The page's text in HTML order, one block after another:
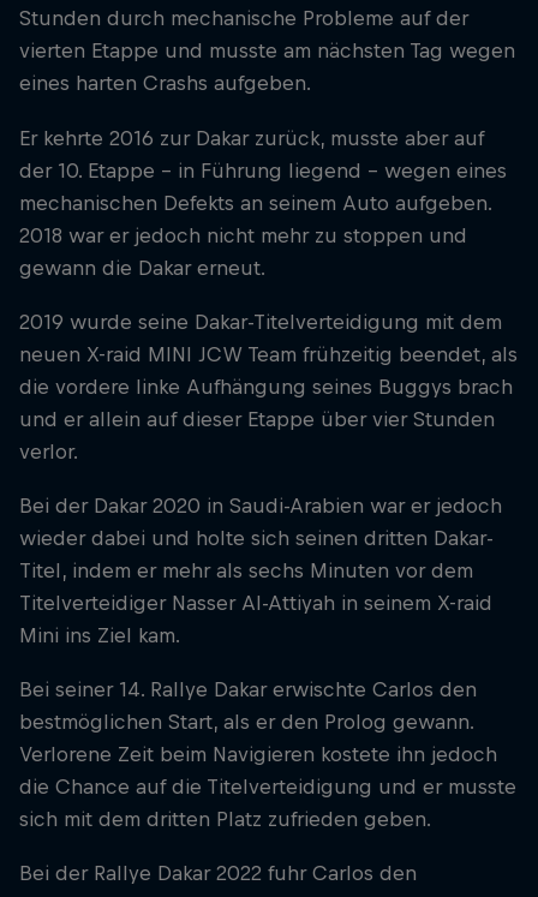
Stunden durch mechanische Probleme auf der
vierten Etappe und musste am nächsten Tag wegen
eines harten Crashs aufgeben.
Er kehrte 2016 zur Dakar zurück, musste aber auf
der 10. Etappe - in Führung liegend - wegen eines
mechanischen Defekts an seinem Auto aufgeben.
2018 war er jedoch nicht mehr zu stoppen und
gewann die Dakar erneut.
2019 wurde seine Dakar-Titelverteidigung mit dem
neuen X-raid MINI JCW Team frühzeitig beendet, als
die vordere linke Aufhängung seines Buggys brach
und er allein auf dieser Etappe über vier Stunden
verlor.
Bei der Dakar 2020 in Saudi-Arabien war er jedoch
wieder dabei und holte sich seinen dritten Dakar-
Titel, indem er mehr als sechs Minuten vor dem
Titelverteidiger Nasser Al-Attiyah in seinem X-raid
Mini ins Ziel kam.
Bei seiner 14. Rallye Dakar erwischte Carlos den
bestmöglichen Start, als er den Prolog gewann.
Verlorene Zeit beim Navigieren kostete ihn jedoch
die Chance auf die Titelverteidigung und er musste
sich mit dem dritten Platz zufrieden geben.
Bei der Rallye Dakar 2022 fuhr Carlos den